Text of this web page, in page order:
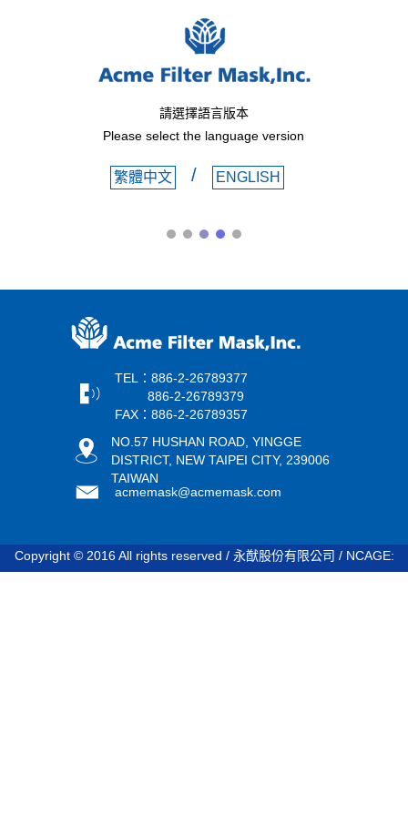
請選擇語言版本
Please select the language version
繁體中文 / ENGLISH
TEL：886-2-26789377
886-2-26789379
FAX：886-2-26789357
NO.57 HUSHAN ROAD, YINGGE
DISTRICT, NEW TAIPEI CITY, 239006
TAIWAN
acmemask@acmemask.com
Copyright © 2016 All rights reserved / 永猷股份有限公司 / NCAGE: